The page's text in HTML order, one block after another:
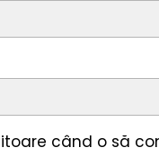
când o să